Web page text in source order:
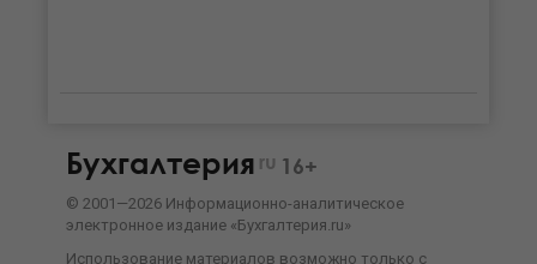
Бухгалтерия ru 16+
© 2001—2026 Информационно-аналитическое
электронное издание «Бухгалтерия.ru»
Использование материалов возможно только с